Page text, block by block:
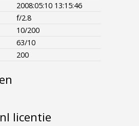
2008:05:10 13:15:46
f/2.8
10/200
63/10
200
licentie